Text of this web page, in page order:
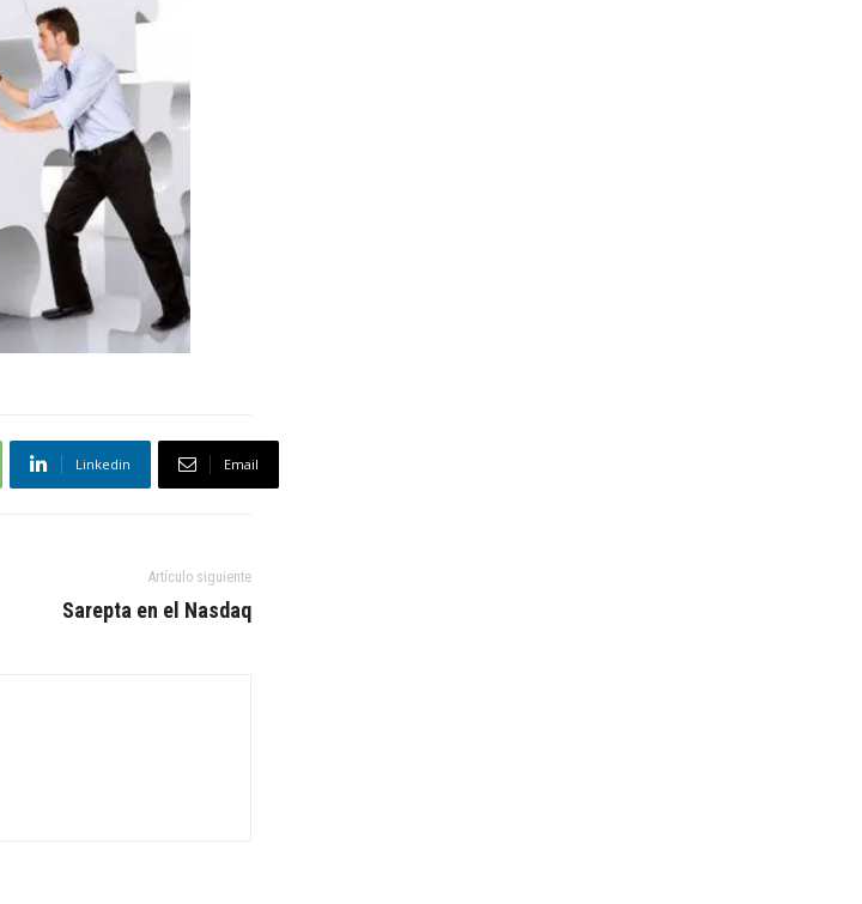
Linkedin Email
Artículo siguiente
Sarepta en el Nasdaq